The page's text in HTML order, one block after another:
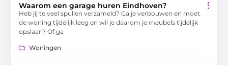
Waarom een garage huren Eindhoven?
Heb jij te veel spullen verzameld? Ga je verbouwen en moet
de woning tijdelijk leeg en wil je daarom je meubels tijdelijk
opslaan? Of ga
Woningen